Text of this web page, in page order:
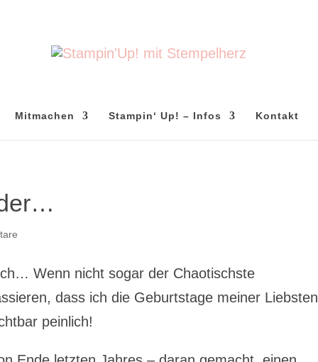
Mitmachen Stampin‘ Up! – Infos Kontakt
Wenn nicht sogar der Chaotischste
dass ich die Geburtstage meiner Liebsten
peinlich!